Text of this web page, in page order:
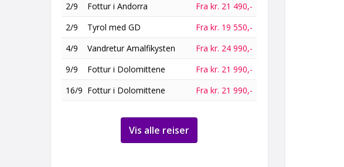
2/9
Fottur i Andorra
Fra kr. 21 490,-
2/9
Tyrol med GD
Fra kr. 19 550,-
4/9
Vandretur Amalfikysten
Fra kr. 24 990,-
9/9
Fottur i Dolomittene
Fra kr. 21 990,-
16/9 Fottur i Dolomittene Fra kr. 21 990,-
Vis alle reiser